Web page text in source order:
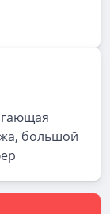
большой